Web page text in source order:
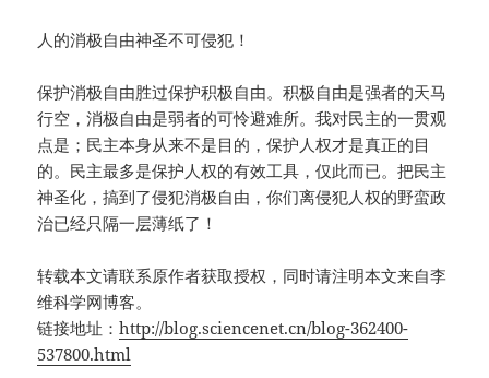
人的消极自由神圣不可侵犯！
保护消极自由胜过保护积极自由。积极自由是强者的天马
行空，消极自由是弱者的可怜避难所。我对民主的一贯观
点是；民主本身从来不是目的，保护人权才是真正的目
的。民主最多是保护人权的有效工具，仅此而已。把民主
神圣化，搞到了侵犯消极自由，你们离侵犯人权的野蛮政
治已经只隔一层薄纸了！
转载本文请联系原作者获取授权，同时请注明本文来自李
维科学网博客。
链接地址：http://blog.sciencenet.cn/blog-362400-
537800.html